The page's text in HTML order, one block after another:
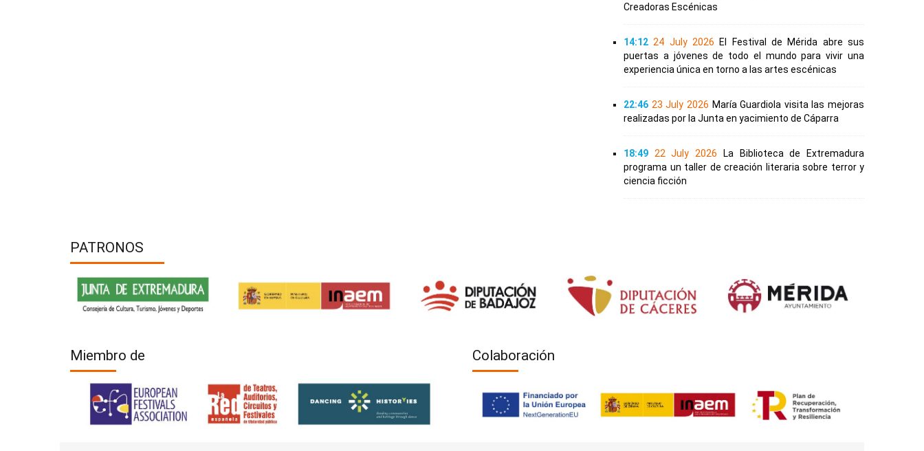
Creadoras Escénicas
14:12 24 July 2026
El Festival de Mérida abre sus
puertas a jóvenes de todo el mundo para vivir una
experiencia única en torno a las artes escénicas
22:46 23 July 2026 María Guardiola visita las mejoras
realizadas por la Junta en yacimiento de Cáparra
18:49 22 July 2026
La Biblioteca de Extremadura
programa un taller de creación literaria sobre terror y
ciencia ficción
PATRONOS
Miembro de Colaboración